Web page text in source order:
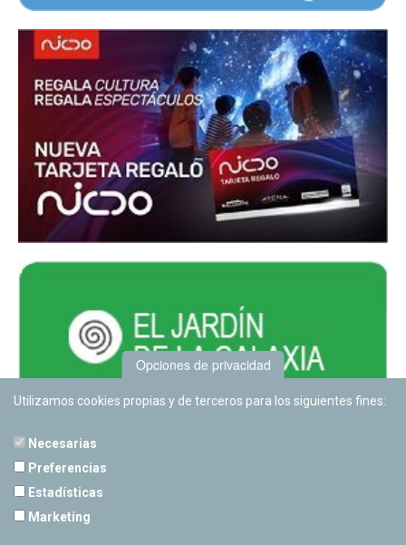
Opciones de privacidad
Utilizamos cookies propias y de terceros para los siguientes fines:
Necesarias
Preferencias
Estadísticas
Marketing